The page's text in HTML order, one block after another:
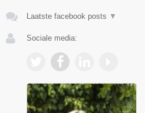
Laatste facebook posts ▼
Sociale media: